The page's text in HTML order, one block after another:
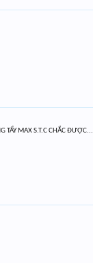
TẨY MAX S.T.C CHẮC ĐƯỢC...